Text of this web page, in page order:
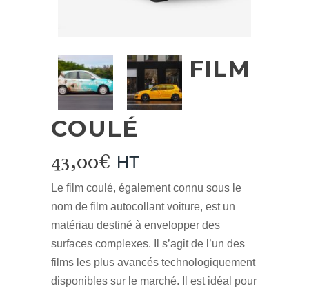
FILM
COULÉ
43,00€ HT
Le film coulé, également connu sous le
nom de film autocollant voiture, est un
matériau destiné à envelopper des
surfaces complexes. Il s’agit de l’un des
films les plus avancés technologiquement
disponibles sur le marché. Il est idéal pour